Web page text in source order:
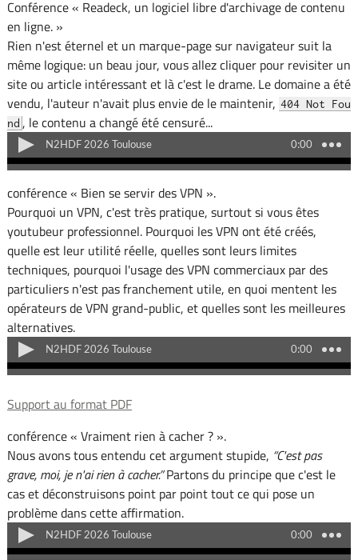
Conférence « Readeck, un logiciel libre d'archivage de contenu
en ligne. »
Rien n'est éternel et un marque-page sur navigateur suit la
même logique: un beau jour, vous allez cliquer pour revisiter un
site ou article intéressant et là c'est le drame. Le domaine a été
vendu, l'auteur n'avait plus envie de le maintenir, 404 Not Fou
nd , le contenu a changé été censuré...
conférence « Bien se servir des VPN ».
Pourquoi un VPN, c'est très pratique, surtout si vous êtes
youtubeur professionnel. Pourquoi les VPN ont été créés,
quelle est leur utilité réelle, quelles sont leurs limites
techniques, pourquoi l'usage des VPN commerciaux par des
particuliers n'est pas franchement utile, en quoi mentent les
opérateurs de VPN grand-public, et quelles sont les meilleures
alternatives.
Support au format PDF
conférence « Vraiment rien à cacher ? ».
Nous avons tous entendu cet argument stupide, C'est pas
grave, moi, je n'ai rien à cacher. Partons du principe que c'est le
cas et déconstruisons point par point tout ce qui pose un
problème dans cette affirmation.